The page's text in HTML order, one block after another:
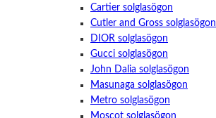
Cartier solglasögon
Cutler and Gross solglasögon
DIOR solglasögon
Gucci solglasögon
John Dalia solglasögon
Masunaga solglasögon
Metro solglasögon